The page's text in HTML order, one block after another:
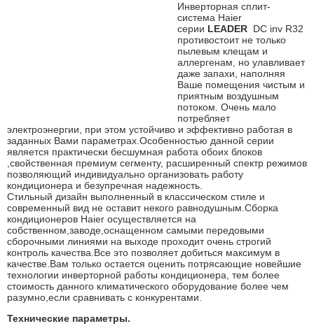
Инверторная сплит-
система Haier
серии LEADER DC inv R32
противостоит не только
пылевым клещам и
аллергенам, но улавливает
даже запахи, наполняя
Ваше помещения чистым и
приятным воздушным
потоком. Очень мало
потребляет
электроэнергии, при этом устойчиво и эффективно работая в
заданных Вами параметрах.Особенностью данной серии
является практически бесшумная работа обоих блоков
,свойственная премиум сегменту, расширенный спектр режимов
позволяющий индивидуально организовать работу
кондиционера и безупречная надежность.
Стильный дизайн выполненный в классическом стиле и
современный вид не оставит некого равнодушным.Сборка
кондиционеров Haier осуществляется на
собственном,заводе,оснащенном самыми передовыми
сборочными линиями на выходе проходит очень строгий
контроль качества.Все это позволяет добиться максимум в
качестве.Вам только остается оценить потрясающие новейшие
технологии инверторной работы кондиционера, тем более
стоимость данного климатического оборудование более чем
разумно,если сравнивать с конкурентами.
Технические параметры.